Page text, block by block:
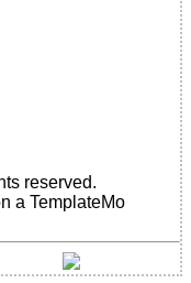
reserved.
a TemplateMo